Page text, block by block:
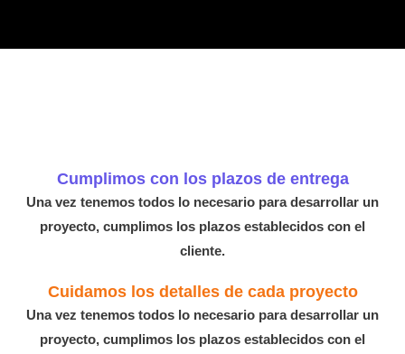
Cumplimos con los plazos de entrega
Una vez tenemos todos lo necesario para desarrollar un
proyecto, cumplimos los plazos establecidos con el
cliente.
Cuidamos los detalles de cada proyecto
Una vez tenemos todos lo necesario para desarrollar un
proyecto, cumplimos los plazos establecidos con el